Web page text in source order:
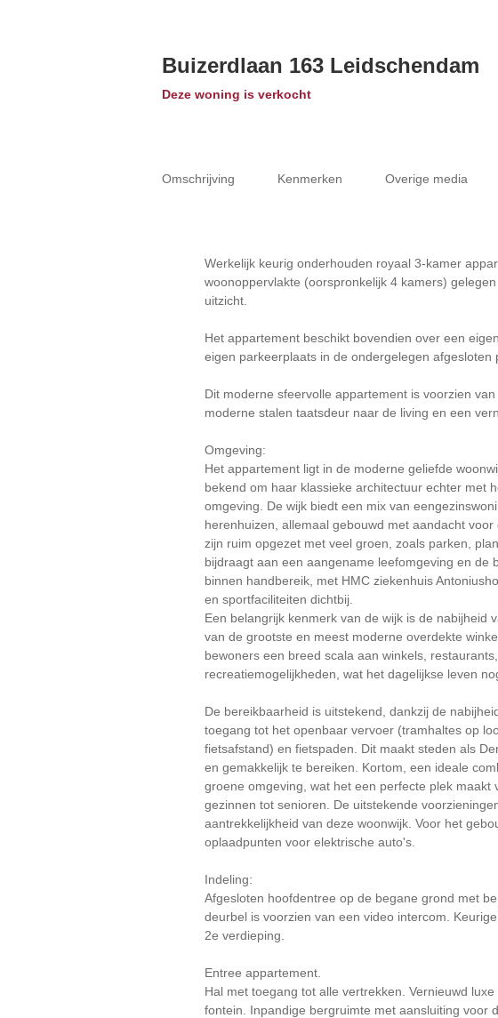
Buizerdlaan 163 Leidschendam
Deze woning is verkocht
Omschrijving Kenmerken Overige media
Werkelijk keurig onderhouden royaal 3-kamer
woonoppervlakte (oorspronkelijk 4 kamers)
uitzicht.
Het appartement beschikt bovendien over een
eigen parkeerplaats in de ondergelegen afgesloten
Dit moderne sfeervolle appartement is voorzien
moderne stalen taatsdeur naar de living en een
Omgeving:
Het appartement ligt in de moderne geliefde
bekend om haar klassieke architectuur echter met
omgeving. De wijk biedt een mix van
herenhuizen, allemaal gebouwd met aandacht
zijn ruim opgezet met veel groen, zoals parken,
bijdraagt aan een aangename leefomgeving en de
binnen handbereik, met HMC ziekenhuis
en sportfaciliteiten dichtbij.
Een belangrijk kenmerk van de wijk is de nabijheid
van de grootste en meest moderne overdekte
bewoners een breed scala aan winkels,
recreatiemogelijkheden, wat het dagelijkse leven
De bereikbaarheid is uitstekend, dankzij de
toegang tot het openbaar vervoer (tramhaltes op
fietsafstand) en fietspaden. Dit maakt steden als
en gemakkelijk te bereiken. Kortom, een ideale
groene omgeving, wat het een perfecte plek maakt
gezinnen tot senioren. De uitstekende
aantrekkelijkheid van deze woonwijk. Voor het
oplaadpunten voor elektrische auto's.
Indeling:
Afgesloten hoofdentree op de begane grond met
deurbel is voorzien van een video intercom.
2e verdieping.
Entree appartement.
Hal met toegang tot alle vertrekken. Vernieuwd
fontein. Inpandige bergruimte met aansluiting voor